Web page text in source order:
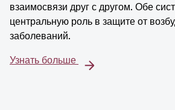
взаимосвязи друг с другом. Обе
центральную роль в защите от
заболеваний.
Узнать больше